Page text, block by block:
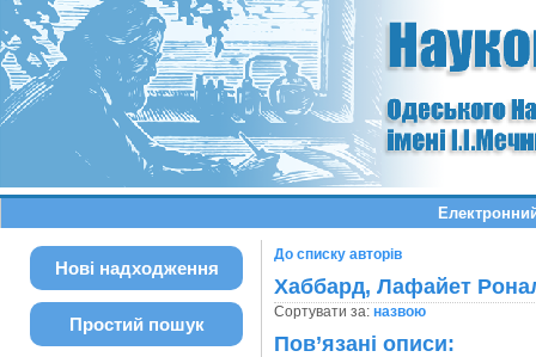
Нові надходження
Простий пошук
До списку авторів
Хаббард, Лафайет
Сортувати за: назвою
Пов’язані описи: